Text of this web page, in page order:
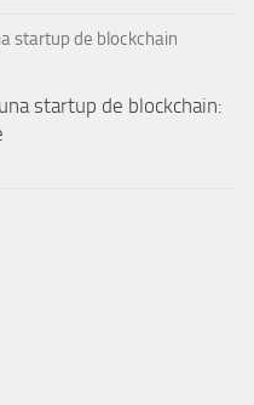
startup de blockchain: